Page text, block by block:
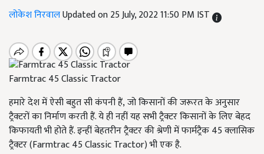
लोकेश निरवालUpdated on 25 July, 2022 11:50 PM IST
Farmtrac 45 Classic Tractor
हमारे देश में ऐसी बहुत सी कंपनी हैं, जो किसानों की जरूरत के अनुसार
ट्रैक्टरों का निर्माण करती हैं. ये ही नहीं यह सभी ट्रैक्टर किसानों के लिए बेहद
किफायती भी होते हैं. इन्हीं बेहतरीन ट्रैक्टर की श्रेणी में फार्मट्रैक 45क्लासिक
ट्रैक्टर (Farmtrac 45 Classic Tractor)भी एक है.